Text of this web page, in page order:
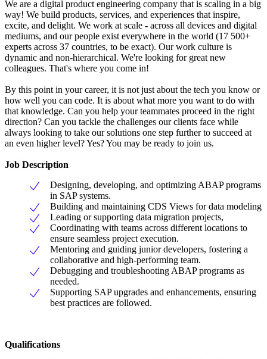
We are a digital product engineering company that is scaling in a big
way! We build products, services, and experiences that inspire,
excite, and delight. We work at scale - across all devices and digital
mediums, and our people exist everywhere in the world (17 500+
experts across 37 countries, to be exact). Our work culture is
dynamic and non-hierarchical. We're looking for great new
colleagues. That's where you come in!
By this point in your career, it is not just about the tech you know or
how well you can code. It is about what more you want to do with
that knowledge. Can you help your teammates proceed in the right
direction? Can you tackle the challenges our clients face while
always looking to take our solutions one step further to succeed at
an even higher level? Yes? You may be ready to join us.
Job Description
Designing, developing, and optimizing ABAP programs
in SAP systems.
Building and maintaining CDS Views for data modeling
Leading or supporting data migration projects,
Coordinating with teams across different locations to
ensure seamless project execution.
Mentoring and guiding junior developers, fostering a
collaborative and high-performing team.
Debugging and troubleshooting ABAP programs as
needed.
Supporting SAP upgrades and enhancements, ensuring
best practices are followed.
Qualifications